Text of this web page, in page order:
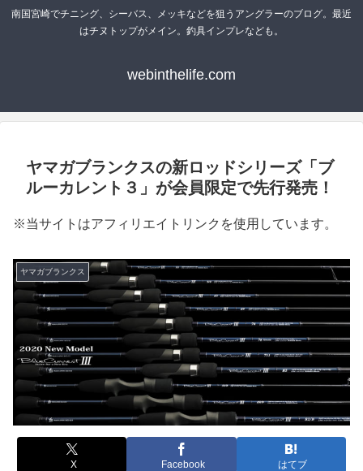
南国宮崎でチニング、シーバス、メッキなどを狙うアングラーのブログ。最近
はチヌトップがメイン。釣具インプレなども。
webinthelife.com
ヤマガブランクスの新ロッドシリーズ「ブ
ルーカレント３」が会員限定で先行発売！
※当サイトはアフィリエイトリンクを使用しています。
ヤマガブランクス
X Facebook はてブ